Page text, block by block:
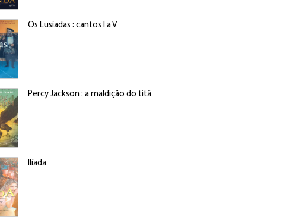
Os Lusíadas : cantos I a V
Percy Jackson : a maldição do titã
Ilíada